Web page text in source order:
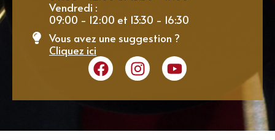
Vendredi :
09:00 - 12:00 et 13:30 - 16:30
Vous avez une suggestion ?
Cliquez ici